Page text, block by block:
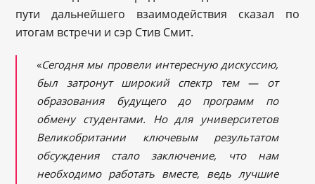
пути дальнейшего взаимодействия сказал по
итогам встречи и сэр Стив Смит.
«Сегодня мы провели интересную дискуссию,
был затронут широкий спектр тем — от
образования будущего до программ по
обмену студентами. Но для университетов
Великобритании ключевым результатом
обсуждения стало заключение, что нам
необходимо работать вместе, ведь лучшие